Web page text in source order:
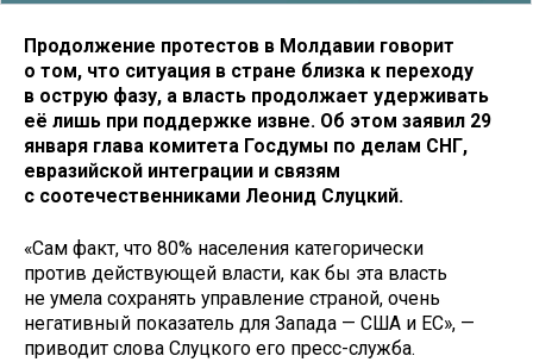
Продолжение протестов в Молдавии говорит
о том, что ситуация в стране близка к переходу
в острую фазу, а власть продолжает удерживать
её лишь при поддержке извне. Об этом заявил 29
января глава комитета Госдумы по делам СНГ,
евразийской интеграции и связям
с соотечественниками Леонид Слуцкий.
«Сам факт, что 80% населения категорически
против действующей власти, как бы эта власть
не умела сохранять управление страной, очень
негативный показатель для Запада — США и ЕС», —
приводит слова Слуцкого его пресс-служба.